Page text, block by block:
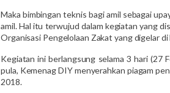
Maka bimbingan teknis bagi amil sebagai
amil. Hal itu terwujud dalam kegiatan yang
Organisasi Pengelolaan Zakat yang digelar
Kegiatan ini berlangsung selama 3 hari (27
pula, Kemenag DIY menyerahkan piagam
2018.